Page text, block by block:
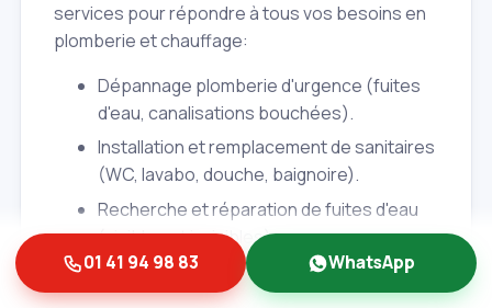
services pour répondre à tous vos besoins en
plomberie et chauffage:
Dépannage plomberie d'urgence (fuites
d'eau, canalisations bouchées).
Installation et remplacement de sanitaires
(WC, lavabo, douche, baignoire).
Recherche et réparation de fuites d'eau
(visibles et invisibles).
Débouchage de canalisations et
assainissement.
01 41 94 98 83 WhatsApp